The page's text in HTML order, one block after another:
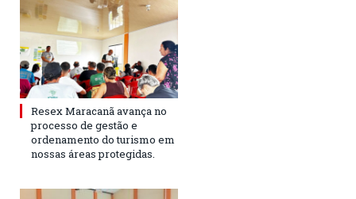
Resex Maracanã avança no
processo de gestão e
ordenamento do turismo em
nossas áreas protegidas.